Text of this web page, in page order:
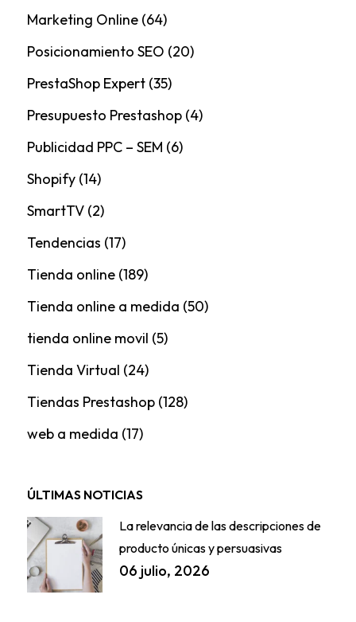
Marketing Online(64)
Posicionamiento SEO (20)
PrestaShop Expert(35)
Presupuesto Prestashop(4)
Publicidad PPC – SEM (6)
Shopify(14)
SmartTV(2)
Tendencias (17)
Tienda online(189)
Tienda online a medida (50)
tienda online movil (5)
Tienda Virtual (24)
Tiendas Prestashop(128)
web a medida (17)
ÚLTIMAS NOTICIAS
La relevancia de las descripciones de
producto únicas y persuasivas
06 julio, 2026